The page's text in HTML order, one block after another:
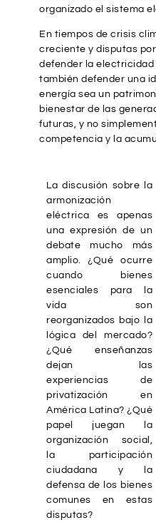
organizado el sistema
En tiempos de crisis
creciente y disputas
defender la
también defender una
energía sea un
bienestar de las
futuras, y no
competencia y la
La discusión sobre la
armonización
eléctrica es apenas
una expresión de un
debate mucho más
amplio. ¿Qué ocurre
cuando bienes
esenciales para la
vida son
reorganizados bajo la
lógica del mercado?
¿Qué enseñanzas
dejan las
experiencias de
privatización en
América Latina? ¿Qué
papel juegan la
organización social,
la participación
ciudadana y la
defensa de los bienes
comunes en estas
disputas?